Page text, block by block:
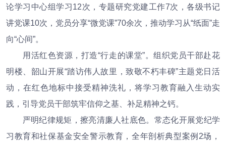
论学习中心组学习12次，专题研究党建工作7次，各级书记
讲党课10次，党员分享“微党课”70余次，推动学习从“纸面”走
向“心间”。
用活红色资源，打造“行走的课堂”。组织党员干部赴花
明楼、韶山开展“踏访伟人故里，致敬不朽丰碑”主题党日活
动，在红色地标中接受精神洗礼，将学习教育融入生动实
践，引导党员干部筑牢信仰之基、补足精神之钙。
严明纪律规矩，擦亮清廉人社底色。常态化开展党纪学
习教育和社保基金安全警示教育，全年剖析典型案例2场，